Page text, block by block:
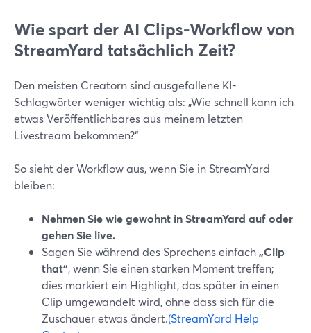
Wie spart der AI Clips-Workflow von
StreamYard tatsächlich Zeit?
Den meisten Creatorn sind ausgefallene KI-
Schlagwörter weniger wichtig als: „Wie schnell kann ich
etwas Veröffentlichbares aus meinem letzten
Livestream bekommen?“
So sieht der Workflow aus, wenn Sie in StreamYard
bleiben:
Nehmen Sie wie gewohnt in StreamYard auf oder
gehen Sie live.
Sagen Sie während des Sprechens einfach„Clip
that“, wenn Sie einen starken Moment treffen;
dies markiert ein Highlight, das später in einen
Clip umgewandelt wird, ohne dass sich für die
Zuschauer etwas ändert.(StreamYard Help